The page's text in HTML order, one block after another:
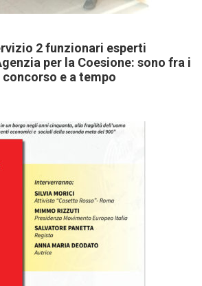
2 funzionari esperti
per la Coesione: sono fra i
e a tempo